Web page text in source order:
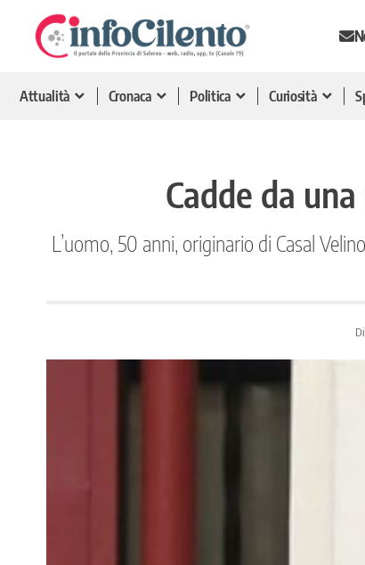
Attualità Cronaca Politica Curiosità
Cadde da
L’uomo, 50 anni, originario di Casal